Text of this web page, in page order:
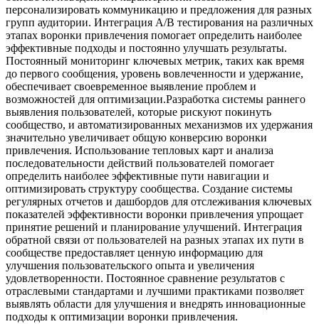
персонализировать коммуникацию и предложения для разных
групп аудитории. Интеграция A/B тестирования на различных
этапах воронки привлечения помогает определить наиболее
эффективные подходы и постоянно улучшать результаты.
Постоянный мониторинг ключевых метрик, таких как время
до первого сообщения, уровень вовлеченности и удержание,
обеспечивает своевременное выявление проблем и
возможностей для оптимизации.Разработка системы раннего
выявления пользователей, которые рискуют покинуть
сообщество, и автоматизированных механизмов их удержания
значительно увеличивает общую конверсию воронки
привлечения. Использование тепловых карт и анализа
последовательности действий пользователей помогает
определить наиболее эффективные пути навигации и
оптимизировать структуру сообщества. Создание системы
регулярных отчетов и дашбордов для отслеживания ключевых
показателей эффективности воронки привлечения упрощает
принятие решений и планирование улучшений. Интеграция
обратной связи от пользователей на разных этапах их пути в
сообществе предоставляет ценную информацию для
улучшения пользовательского опыта и увеличения
удовлетворенности. Постоянное сравнение результатов с
отраслевыми стандартами и лучшими практиками позволяет
выявлять области для улучшения и внедрять инновационные
подходы к оптимизации воронки привлечения.